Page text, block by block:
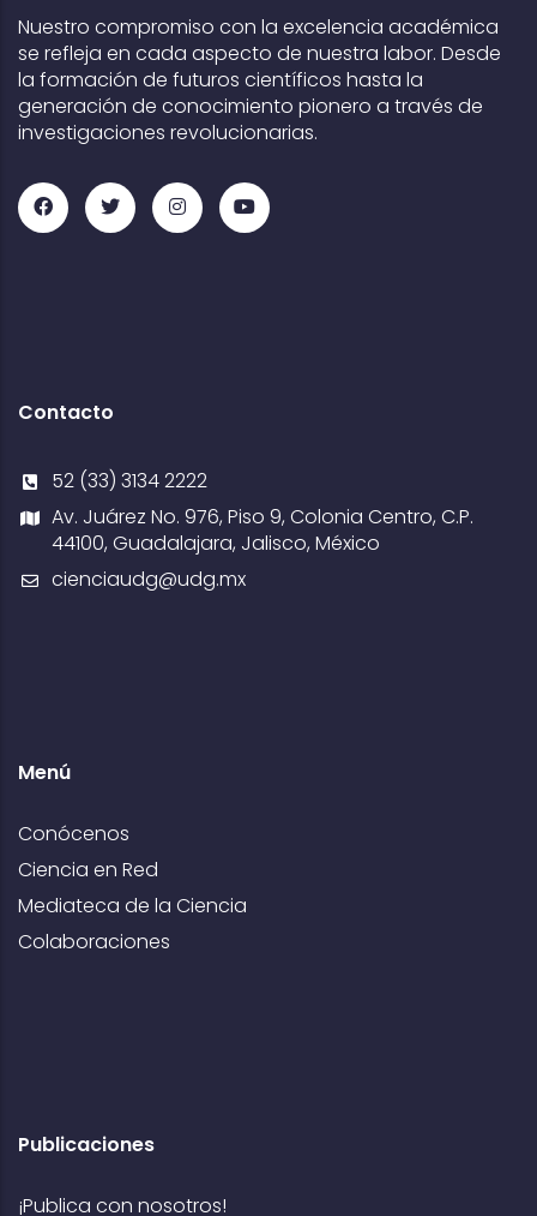
Nuestro compromiso con la excelencia académica
se refleja en cada aspecto de nuestra labor. Desde
la formación de futuros científicos hasta la
generación de conocimiento pionero a través de
investigaciones revolucionarias.
Contacto
52 (33) 3134 2222
Av. Juárez No. 976, Piso 9, Colonia Centro, C.P.
44100, Guadalajara, Jalisco, México
cienciaudg@udg.mx
Menú
Conócenos
Ciencia en Red
Mediateca de la Ciencia
Colaboraciones
Publicaciones
¡Publica con nosotros!